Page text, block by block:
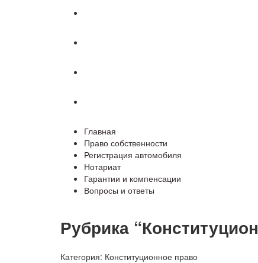
Главная
Право собственности
Регистрация автомобиля
Нотариат
Гарантии и компенсации
Вопросы и ответы
Рубрика
Категория: Конституционное право